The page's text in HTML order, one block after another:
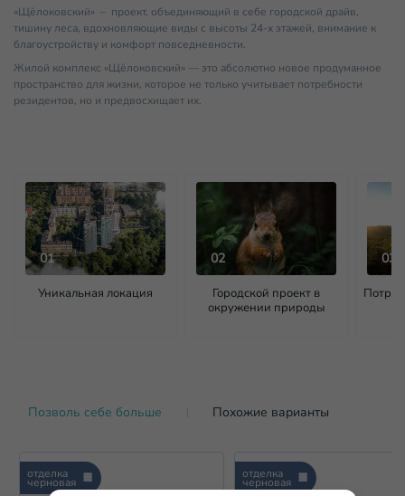
«Щёлоковский» – проект, объединяющий в себе городской драйв,
тишину леса, вдохновляющие виды с высоты 24-х этажей, внимание к
благоустройству и комфорт повседневности.
Жилой комплекс «Щёлоковский» — это абсолютно новое продуманное
пространство для жизни, которое не только учитывает потребности
резидентов, но и предвосхищает их.
01
Уникальная локация
02
Городской проект в
окружении природы
03
Позволь себе больше Похожие варианты
отделка
черновая
отделка
черновая